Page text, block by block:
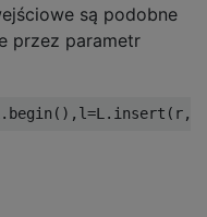
są podobne
przez parametr
. begin (), l=L . insert ( r,